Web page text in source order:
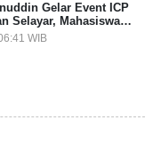
Gelar Event ICP
Selayar, Mahasiswa
Partisipan
WIB